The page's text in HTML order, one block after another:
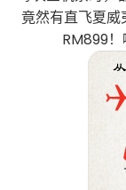
竟然有直飞夏
RM899！